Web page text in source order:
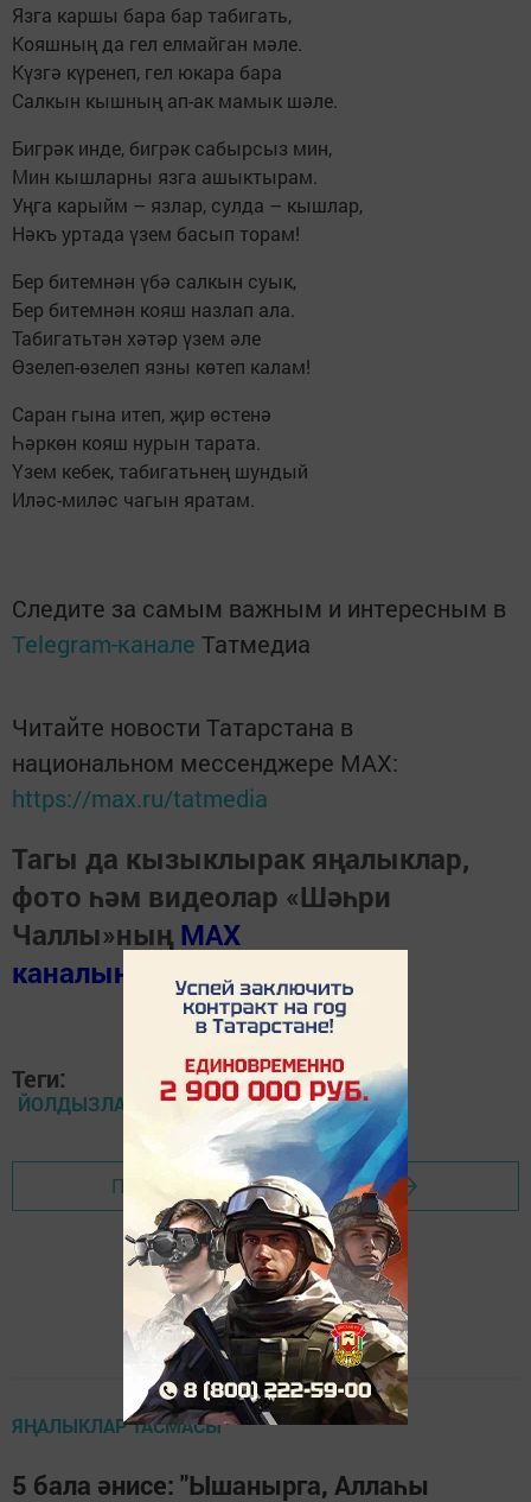
Язга каршы бара бар табигать,
Кояшның да гел елмайган мәле.
Күзгә күренеп, гел юкара бара
Салкын кышның ап-ак мамык шәле.
Бигрәк инде, бигрәк сабырсыз мин,
Мин кышларны язга ашыктырам.
Уңга карыйм – язлар, сулда – кышлар,
Нәкъ уртада үзем басып торам!
Бер битемнән үбә салкын суык,
Бер битемнән кояш назлап ала.
Табигатьтән хәтәр үзем әле
Өзелеп-өзелеп язны көтеп калам!
Саран гына итеп, җир өстенә
Һәркөн кояш нурын тарата.
Үзем кебек, табигатьнең шундый
Иләс-миләс чагын яратам.
Следите за самым важным и интересным в
Telegram-канале Татмедиа
Читайте новости Татарстана в
национальном мессенджере MАХ:
https://max.ru/tatmedia
Тагы да кызыклырак яңалыклар,
фото һәм видеолар «Шәһри
Чаллы»ның MAX
каналында
(язылыгыз).
Теги:
ЙОЛДЫЗЛАР ТОРМЫШЫ
Перейти на страницу новости
ЯҢАЛЫКЛАР ТАСМАСЫ
5 бала әнисе: "Ышанырга, Аллаһы